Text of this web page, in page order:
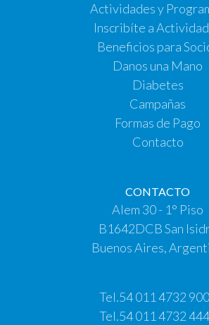
Actividades y
Inscribíte a
Beneficios para
Danos una Mano
Diabetes
Campañas
Formas de Pago
Contacto
CONTACTO
Alem 30 - 1° Piso
B1642DCB San
Buenos Aires,
Tel.54 011 4732
Tel.54 011 4732